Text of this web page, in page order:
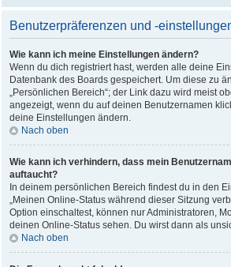
Benutzerpräferenzen und -
Wie kann ich meine Einstellungen ändern?
Wenn du dich registriert hast, werden alle deine
Datenbank des Boards gespeichert. Um diese zu
„Persönlichen Bereich“; der Link dazu wird meist
angezeigt, wenn du auf deinen Benutzernamen
deine Einstellungen ändern.
Nach oben
Wie kann ich verhindern, dass mein
auftaucht?
In deinem persönlichen Bereich findest du in den
„Meinen Online-Status während dieser Sitzung
Option einschaltest, können nur Administratoren,
deinen Online-Status sehen. Du wirst dann als
Nach oben